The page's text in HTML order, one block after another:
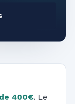
400€. Le